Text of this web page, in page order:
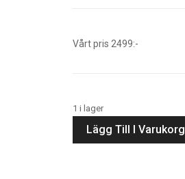
Vårt pris 2499:-
1 i lager
Lägg Till I Varukorg